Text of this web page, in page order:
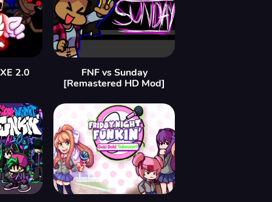
2.0
FNF vs Sunday
[Remastered HD Mod]